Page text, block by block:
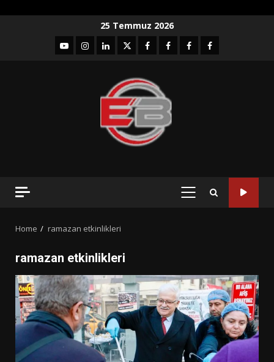
25 Temmuz 2026
YouTubeInstagram
LinkedIntwitterfacebook-Facebook-
Facebook-Facebook-
PRIMARY
Home ramazan etkinlikleri
ramazan etkinlikleri